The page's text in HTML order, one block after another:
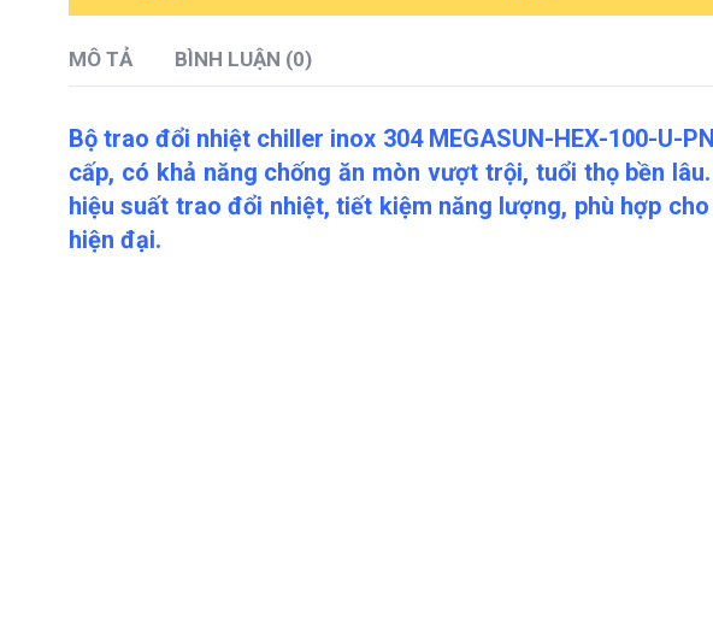
MÔ TẢ BÌNH LUẬN (0)
Bộ trao đổi nhiệt chiller inox 304 MEGASUN-HEX-100-U-
cấp, có khả năng chống ăn mòn vượt trội, tuổi thọ bền
hiệu suất trao đổi nhiệt, tiết kiệm năng lượng, phù hợp
hiện đại.